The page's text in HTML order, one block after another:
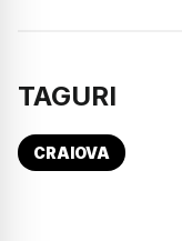
TAGURI
CRAIOVA